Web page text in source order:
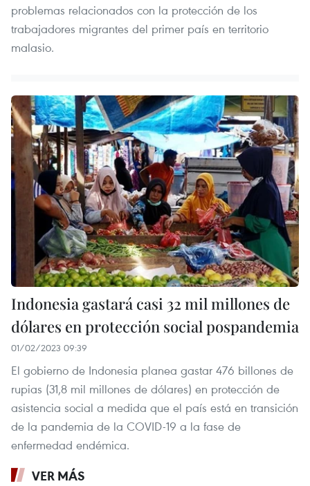
problemas relacionados con la protección de los
trabajadores migrantes del primer país en territorio
malasio.
Indonesia gastará casi 32 mil millones de
dólares en protección social pospandemia
01/02/2023 09:39
El gobierno de Indonesia planea gastar 476 billones de
rupias (31,8 mil millones de dólares) en protección de
asistencia social a medida que el país está en transición
de la pandemia de la COVID-19 a la fase de
enfermedad endémica.
VER MÁS